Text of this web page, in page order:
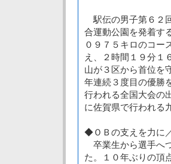
駅伝の男子第６２
合運動公園を発着す
０９７５キロのコー
え、２時間１９分１
山が３区から首位を
年連続３度目の優勝
行われる全国大会の
に佐賀県で行われる
◆ＯＢの支えを力に
卒業生から選手へ
た。１０年ぶりの頂